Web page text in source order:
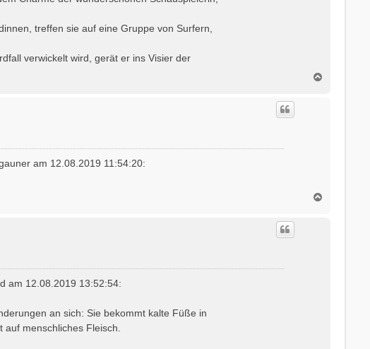
treffen sie auf eine Gruppe von Surfern,
verwickelt wird, gerät er ins Visier der
am 12.08.2019 11:54:20:
am 12.08.2019 13:52:54:
an sich: Sie bekommt kalte Füße in
menschliches Fleisch.